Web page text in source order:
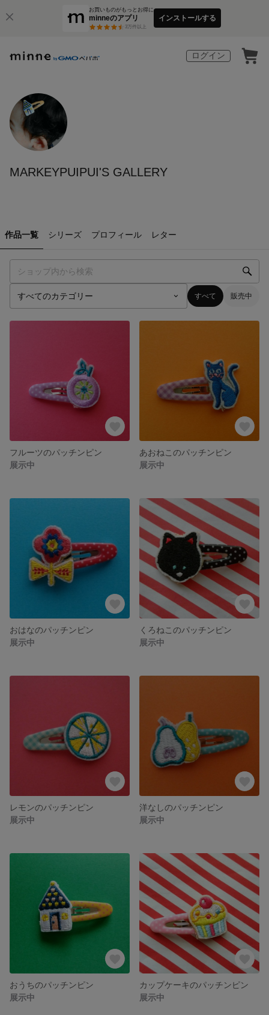
お買いものがもっとお得に
minneのアプリ
3万件以上
インストールする
ログイン
MARKEYPUIPUI'S GALLERY
作品一覧 シリーズ プロフィール レター
すべて 販売中
フルーツのパッチンピン
展示中
あおねこのパッチンピン
展示中
おはなのパッチンピン
展示中
くろねこのパッチンピン
展示中
レモンのパッチンピン
展示中
洋なしのパッチンピン
展示中
おうちのパッチンピン
展示中
カップケーキのパッチンピン
展示中